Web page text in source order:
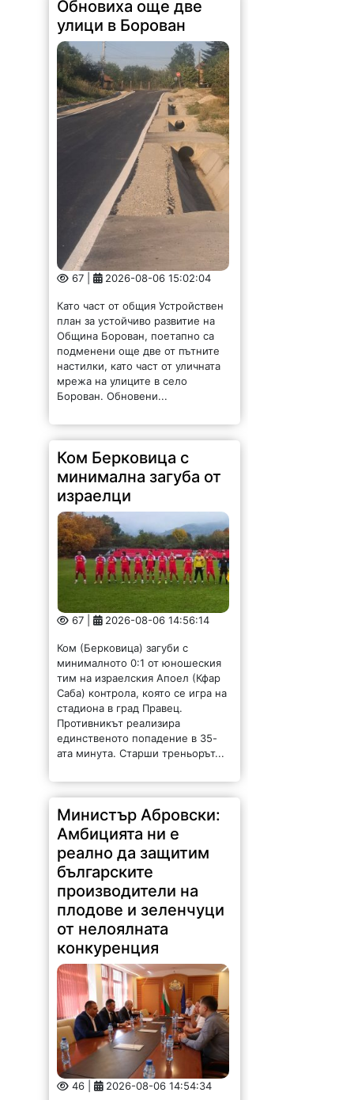
улици в Борован
67 | 2026-08-06 15:02:04
Като част от общия Устройствен
план за устойчиво развитие на
Община Борован, поетапно са
подменени още две от пътните
настилки, като част от уличната
мрежа на улиците в село
Борован. Обновени...
Ком Берковица с
минимална загуба от
израелци
67 | 2026-08-06 14:56:14
Ком (Берковица) загуби с
минималното 0:1 от юношеския
тим на израелския Апоел (Кфар
Саба) контрола, която се игра на
стадиона в град Правец.
Противникът реализира
единственото попадение в 35-
ата минута. Старши треньорът...
Министър Абровски:
Амбицията ни е
реално да защитим
българските
производители на
плодове и зеленчуци
от нелоялната
конкуренция
46 | 2026-08-06 14:54:34